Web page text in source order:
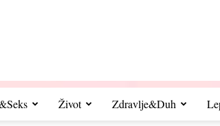
Život Zdravlje&Duh